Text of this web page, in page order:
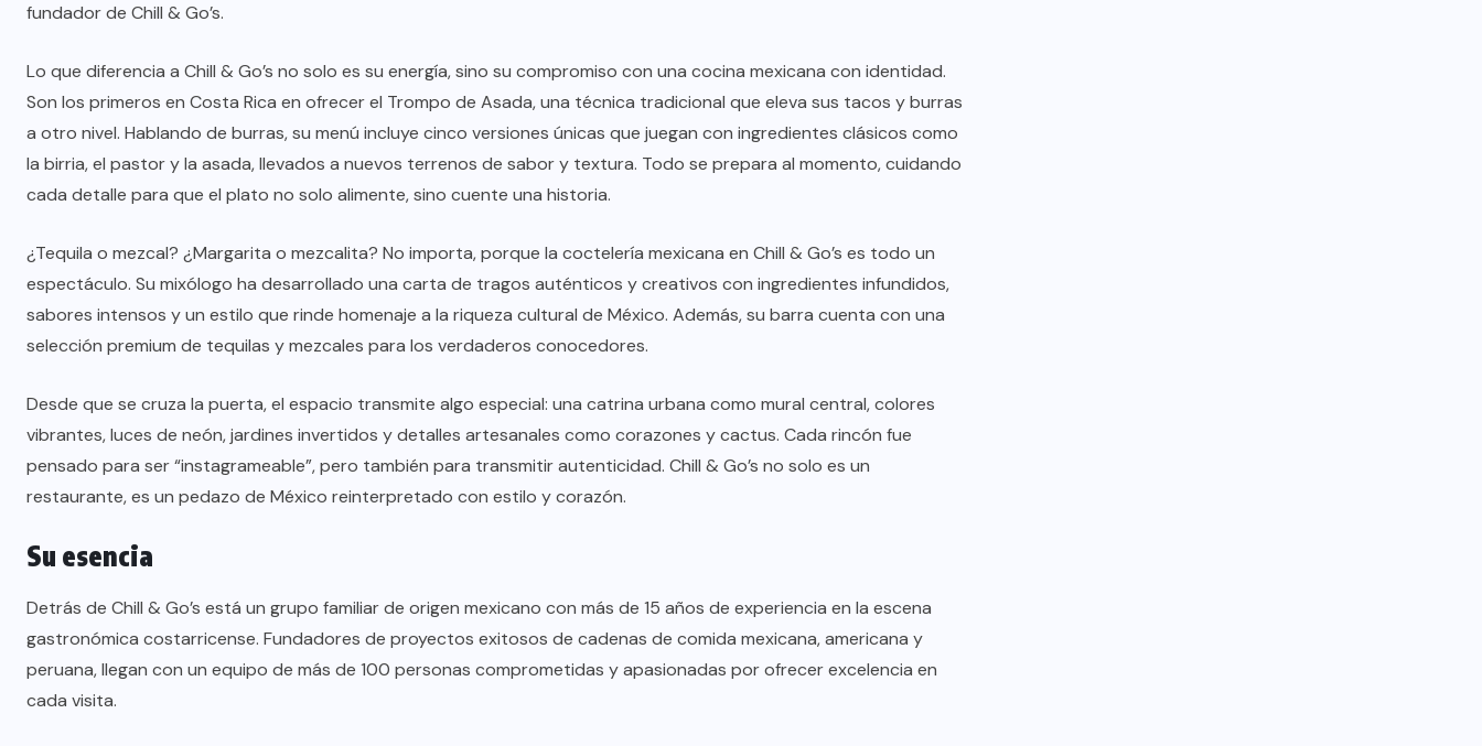
fundador de Chill & Go’s.
Lo que diferencia a Chill & Go’s no solo es su energía, sino su compromiso con una cocina mexicana con identidad.
Son los primeros en Costa Rica en ofrecer el Trompo de Asada, una técnica tradicional que eleva sus tacos y burras
a otro nivel. Hablando de burras, su menú incluye cinco versiones únicas que juegan con ingredientes clásicos como
la birria, el pastor y la asada, llevados a nuevos terrenos de sabor y textura. Todo se prepara al momento, cuidando
cada detalle para que el plato no solo alimente, sino cuente una historia.
¿Tequila o mezcal? ¿Margarita o mezcalita? No importa, porque la coctelería mexicana en Chill & Go’s es todo un
espectáculo. Su mixólogo ha desarrollado una carta de tragos auténticos y creativos con ingredientes infundidos,
sabores intensos y un estilo que rinde homenaje a la riqueza cultural de México. Además, su barra cuenta con una
selección premium de tequilas y mezcales para los verdaderos conocedores.
Desde que se cruza la puerta, el espacio transmite algo especial: una catrina urbana como mural central, colores
vibrantes, luces de neón, jardines invertidos y detalles artesanales como corazones y cactus. Cada rincón fue
pensado para ser “instagrameable”, pero también para transmitir autenticidad. Chill & Go’s no solo es un
restaurante, es un pedazo de México reinterpretado con estilo y corazón.
Su esencia
Detrás de Chill & Go’s está un grupo familiar de origen mexicano con más de 15 años de experiencia en la escena
gastronómica costarricense. Fundadores de proyectos exitosos de cadenas de comida mexicana, americana y
peruana, llegan con un equipo de más de 100 personas comprometidas y apasionadas por ofrecer excelencia en
cada visita.